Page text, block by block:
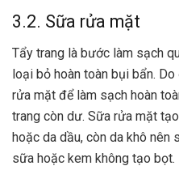
3.2. Sữa rửa mặt
Tẩy trang là bước làm sạch
loại bỏ hoàn toàn bụi bẩn.
rửa mặt để làm sạch hoàn
trang còn dư. Sữa rửa mặt
hoặc da dầu, còn da khô
sữa hoặc kem không tạo bọt.